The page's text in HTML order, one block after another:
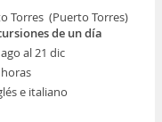
Torres (Puerto Torres)
de un día
al 21 dic
e italiano